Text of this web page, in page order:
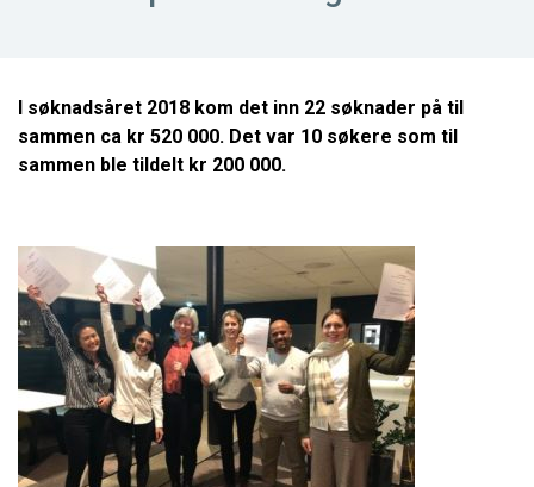
I søknadsåret 2018 kom det inn 22 søknader på til
sammen ca kr 520 000. Det var 10 søkere som til
sammen ble tildelt kr 200 000.